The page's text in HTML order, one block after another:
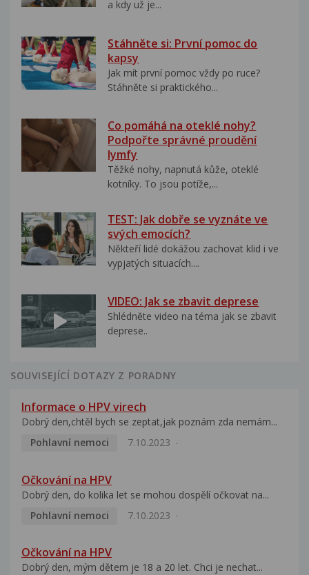
a kdy už je...
Stáhněte si: První pomoc do
kapsy
Jak mít první pomoc vždy po ruce?
Stáhněte si praktického...
Co pomáhá na oteklé nohy?
Podpořte správné proudění
lymfy
Těžké nohy, napnutá kůže, oteklé
kotníky. To jsou potíže,...
TEST: Jak dobře se vyznáte ve
svých emocích?
Někteří lidé dokážou zachovat klid i ve
vypjatých situacích....
VIDEO: Jak se zbavit deprese
Shlédněte video na téma jak se zbavit
deprese..
SOUVISEJÍCÍ DOTAZY Z PORADNY
Informace o HPV virech
Dobrý den,chtěl bych se zeptat,jak poznám zda nemám...
Pohlavní nemoci
7.10.2023
Očkování na HPV
Dobrý den, do kolika let se mohou dospělí očkovat na...
Pohlavní nemoci
7.10.2023
Očkování na HPV
Dobrý den, mým dětem je 18 a 20 let. Chci je nechat...